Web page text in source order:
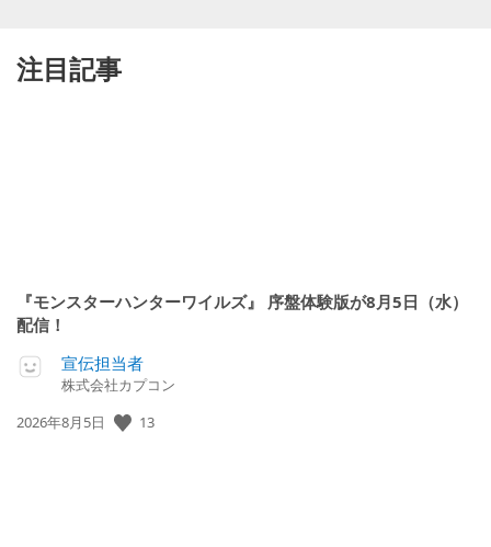
注目記事
『モンスターハンターワイルズ』 序盤体験版が8月5日（水）
配信！
宣伝担当者
株式会社カプコン
公
2026年8月5日 13